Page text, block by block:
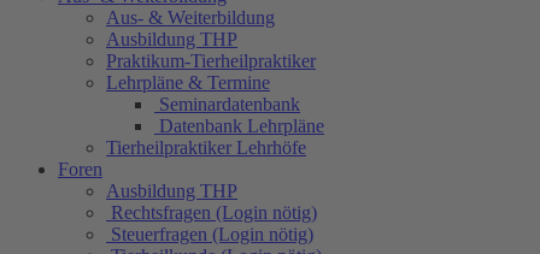
Aus- & Weiterbildung
Ausbildung THP
Praktikum-Tierheilpraktiker
Lehrpläne & Termine
Seminardatenbank
Datenbank Lehrpläne
Tierheilpraktiker Lehrhöfe
Foren
Ausbildung THP
Rechtsfragen (Login nötig)
Steuerfragen (Login nötig)